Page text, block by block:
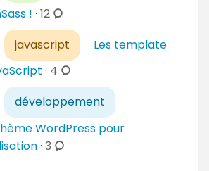
n
i
r
e
! · 12c
o
m
m
e
n
t
a
i
javascript
Les template
· 4 c
o
m
m
e
développement
WordPress pour
· 3 c